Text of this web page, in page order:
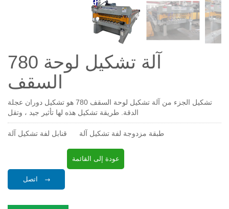
780 آلة تشكيل لوحة
السقف
تشكيل الجزء من آلة تشكيل لوحة السقف 780 هو تشكيل دوران عجلة
الدقة. طريقة تشكيل هذه لها تأثير جيد ، وتقل
طبقة مزدوجة لفة تشكيل آلة قنابل لفة تشكيل آلة
عودة إلى القائمة